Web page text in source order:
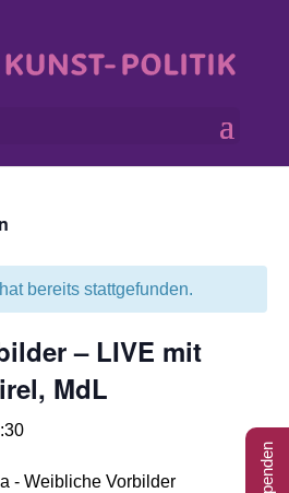
bereits stattgefunden.
– LIVE mit
MdL
Spenden